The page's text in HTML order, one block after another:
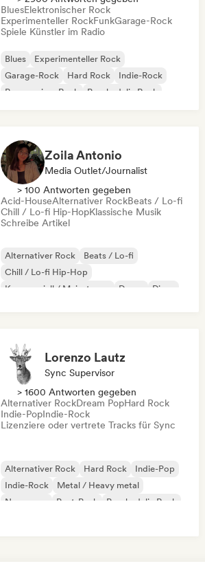
BluesElektronischer Rock
Experimenteller RockFunkGarage-Rock
Spiele Künstler im Radio
Blues
Experimenteller Rock
Garage-Rock
Hard Rock
Indie-Rock
Progressiver Rock
Psychedelic Rock
Zoila Antonio
Media Outlet/Journalist
> 100 Antworten gegeben
Acid-HouseAlternativer RockBeats / Lo-fi
Chill / Lo-fi Hip-HopKlassische Musik
Schreibe Artikel
Alternativer Rock
Beats / Lo-fi
Chill / Lo-fi Hip-Hop
Kommerziell / Mainstream
Dance
Disco
Lorenzo Lautz
Sync Supervisor
> 1600 Antworten gegeben
Alternativer RockDream PopHard Rock
Indie-PopIndie-Rock
Lizenziere oder vertrete Tracks für Sync
Alternativer Rock Hard Rock
Indie-Pop
Indie-Rock
Metal / Heavy metal
New wave
Post-Punk Psychedelic Rock